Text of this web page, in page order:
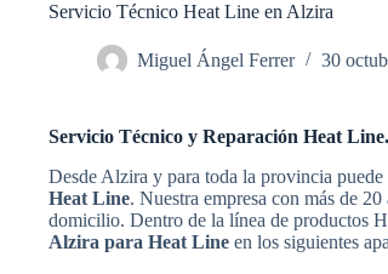
Servicio Técnico Heat Line en Alzira
Miguel Ángel Ferrer 30
Servicio Técnico y Reparación Heat
Desde Alzira y para toda la provincia
Heat Line. Nuestra empresa con más de
domicilio. Dentro de la línea de productos
Alzira para Heat Line en los siguientes